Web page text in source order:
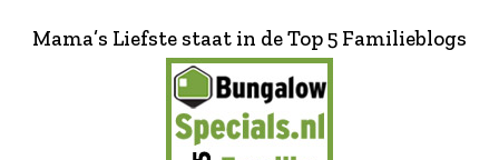
Mama’s Liefste staat in de Top 5 Familieblogs